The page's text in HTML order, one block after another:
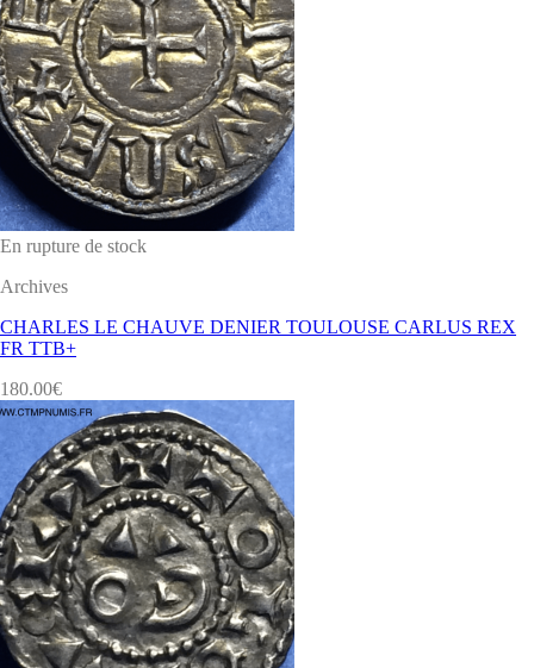
En rupture de stock
Archives
CHARLES LE CHAUVE DENIER TOULOUSE CARLUS REX
FR TTB+
180.00€